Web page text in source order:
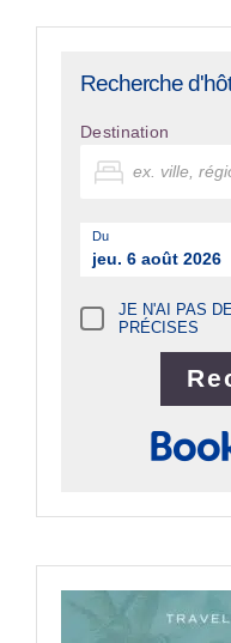
Recherche
Destination
Du
jeu. 6 août 2026
JE N'AI PAS
PRÉCISES